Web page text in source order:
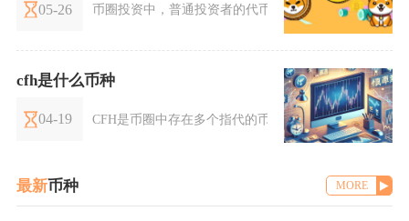
05-26 币圈投资中，普通投资者的代币总仓位控制在总资产的
cfh是什么币种
04-19 CFH是币圈中存在多个指代的币种代码，目前市场上主
最新币种 MORE